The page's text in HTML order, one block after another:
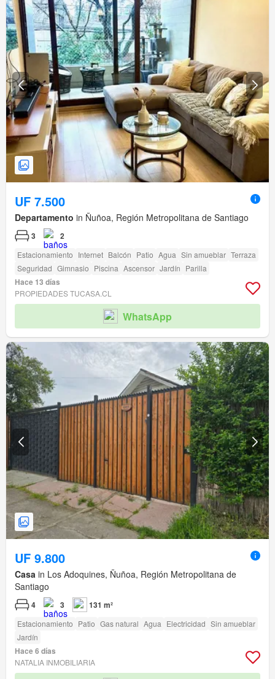
UF 7.500
Departamento in Ñuñoa, Región Metropolitana de Santiago
3 2
Estacionamiento Internet Balcón Patio Agua Sin amueblar Terraza
Seguridad Gimnasio Piscina Ascensor Jardín Parilla
Hace 13 días
PROPIEDADES TUCASA.CL
WhatsApp
UF 9.800
Casa in Los Adoquines, Ñuñoa, Región Metropolitana de
Santiago
4 3 131 m²
Estacionamiento Patio Gas natural Agua Electricidad Sin amueblar
Jardín
Hace 6 días
NATALIA INMOBILIARIA